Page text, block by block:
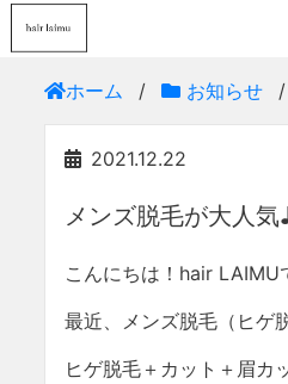
ホーム / お知らせ
2021.12.22
メンズ脱毛が大人気
こんにちは！hair LAIMU
最近、メンズ脱毛（ヒゲ
ヒゲ脱毛＋カット＋眉カ